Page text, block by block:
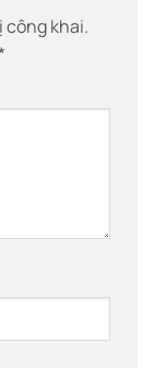
công khai.